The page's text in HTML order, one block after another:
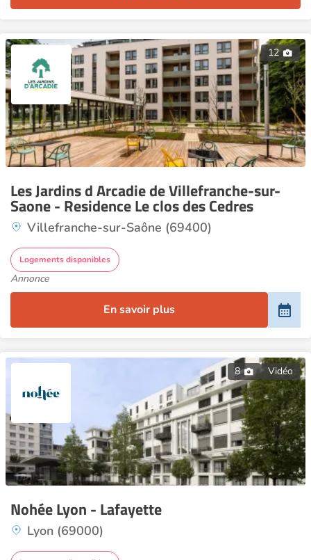
12
Les Jardins d Arcadie de Villefranche-sur-
Saone - Residence Le clos des Cedres
Villefranche-sur-Saône (69400)
Logements disponibles
Annonce
En savoir plus
8 Vidéo
Nohée Lyon - Lafayette
Lyon (69000)